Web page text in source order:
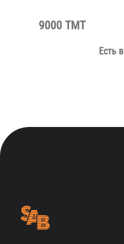
9000 TMT
Есть